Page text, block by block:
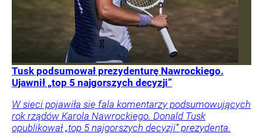
Tusk podsumował prezydenturę Nawrockiego.
Ujawnił „top 5 najgorszych decyzji”
W sieci pojawiła się fala komentarzy podsumowujących
rok rządów Karola Nawrockiego. Donald Tusk
opublikował „top 5 najgorszych decyzji” prezydenta.